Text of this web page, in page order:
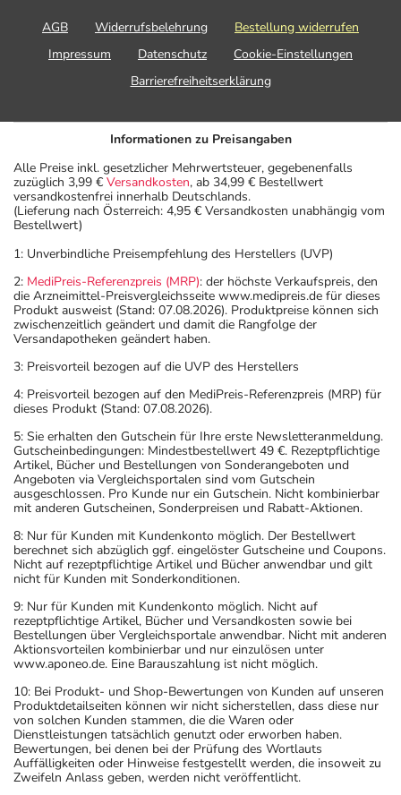
AGB Widerrufsbelehrung
Bestellung widerrufen
Impressum
Datenschutz
Cookie-Einstellungen
Barrierefreiheitserklärung
Informationen zu Preisangaben
Alle Preise inkl. gesetzlicher Mehrwertsteuer, gegebenenfalls
zuzüglich 3,99 € Versandkosten, ab 34,99 € Bestellwert
versandkostenfrei innerhalb Deutschlands.
(Lieferung nach Österreich: 4,95 € Versandkosten unabhängig vom
Bestellwert)
1: Unverbindliche Preisempfehlung des Herstellers (UVP)
2: MediPreis-Referenzpreis (MRP): der höchste Verkaufspreis, den
die Arzneimittel-Preisvergleichsseite www.medipreis.de für dieses
Produkt ausweist (Stand: 07.08.2026). Produktpreise können sich
zwischenzeitlich geändert und damit die Rangfolge der
Versandapotheken geändert haben.
3: Preisvorteil bezogen auf die UVP des Herstellers
4: Preisvorteil bezogen auf den MediPreis-Referenzpreis (MRP) für
dieses Produkt (Stand: 07.08.2026).
5: Sie erhalten den Gutschein für Ihre erste Newsletteranmeldung.
Gutscheinbedingungen: Mindestbestellwert 49 €. Rezeptpflichtige
Artikel, Bücher und Bestellungen von Sonderangeboten und
Angeboten via Vergleichsportalen sind vom Gutschein
ausgeschlossen. Pro Kunde nur ein Gutschein. Nicht kombinierbar
mit anderen Gutscheinen, Sonderpreisen und Rabatt-Aktionen.
8: Nur für Kunden mit Kundenkonto möglich. Der Bestellwert
berechnet sich abzüglich ggf. eingelöster Gutscheine und Coupons.
Nicht auf rezeptpflichtige Artikel und Bücher anwendbar und gilt
nicht für Kunden mit Sonderkonditionen.
9: Nur für Kunden mit Kundenkonto möglich. Nicht auf
rezeptpflichtige Artikel, Bücher und Versandkosten sowie bei
Bestellungen über Vergleichsportale anwendbar. Nicht mit anderen
Aktionsvorteilen kombinierbar und nur einzulösen unter
www.aponeo.de. Eine Barauszahlung ist nicht möglich.
10: Bei Produkt- und Shop-Bewertungen von Kunden auf unseren
Produktdetailseiten können wir nicht sicherstellen, dass diese nur
von solchen Kunden stammen, die die Waren oder
Dienstleistungen tatsächlich genutzt oder erworben haben.
Bewertungen, bei denen bei der Prüfung des Wortlauts
Auffälligkeiten oder Hinweise festgestellt werden, die insoweit zu
Zweifeln Anlass geben, werden nicht veröffentlicht.